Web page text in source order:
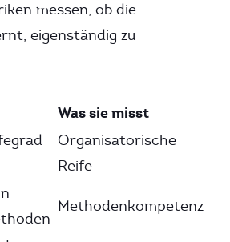
messen, ob die
eigenständig zu
Was sie misst
Organisatorische
Reife
Methodenkompetenz